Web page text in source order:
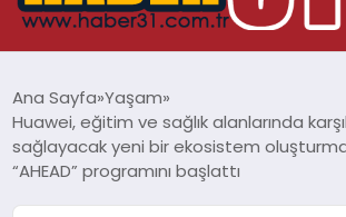
HATAY
Ana Sayfa Yaşam
Huawei, eğitim ve sağlık alanlarında
sağlayacak yeni bir ekosistem
“AHEAD” programını başlattı